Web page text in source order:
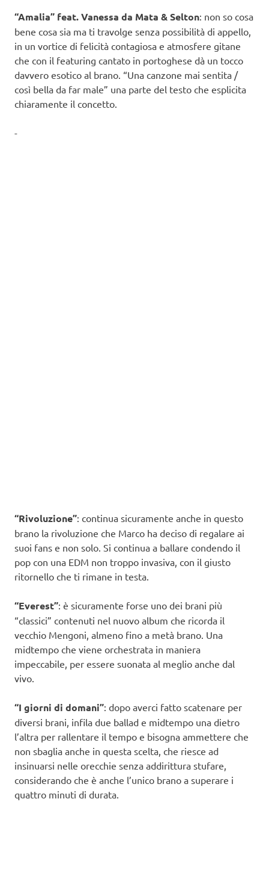
“Amalia” feat. Vanessa da Mata & Selton: non so cosa
bene cosa sia ma ti travolge senza possibilità di appello,
in un vortice di felicità contagiosa e atmosfere gitane
che con il featuring cantato in portoghese dà un tocco
davvero esotico al brano. “Una canzone mai sentita /
così bella da far male” una parte del testo che esplicita
chiaramente il concetto.
-
“Rivoluzione”: continua sicuramente anche in questo
brano la rivoluzione che Marco ha deciso di regalare ai
suoi fans e non solo. Si continua a ballare condendo il
pop con una EDM non troppo invasiva, con il giusto
ritornello che ti rimane in testa.
“Everest”: è sicuramente forse uno dei brani più
“classici” contenuti nel nuovo album che ricorda il
vecchio Mengoni, almeno fino a metà brano. Una
midtempo che viene orchestrata in maniera
impeccabile, per essere suonata al meglio anche dal
vivo.
“I giorni di domani”: dopo averci fatto scatenare per
diversi brani, infila due ballad e midtempo una dietro
l’altra per rallentare il tempo e bisogna ammettere che
non sbaglia anche in questa scelta, che riesce ad
insinuarsi nelle orecchie senza addirittura stufare,
considerando che è anche l’unico brano a superare i
quattro minuti di durata.